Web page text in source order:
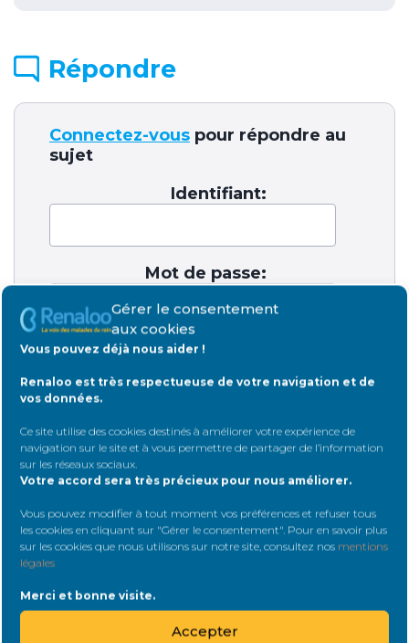
Gérer le consentement
aux cookies
Vous pouvez déjà nous aider !
Renaloo est très respectueuse de votre navigation et de
vos données.
Ce site utilise des cookies destinés à améliorer votre expérience de
navigation sur le site et à vous permettre de partager de l’information
sur les réseaux sociaux.
Votre accord sera très précieux pour nous améliorer.
Vous pouvez modifier à tout moment vos préférences et refuser tous
les cookies en cliquant sur "Gérer le consentement". Pour en savoir plus
sur les cookies que nous utilisons sur notre site, consultez nos mentions
légales
Merci et bonne visite.
Accepter
Répondre
Connectez-vous pour répondre au
sujet
Identifiant:
Mot de passe:
Rester connecté
Rejoignez Renaloo
plus nous serons représentatifs et